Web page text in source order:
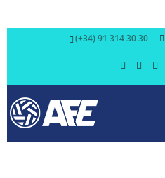
(+34) 91 314 30 30